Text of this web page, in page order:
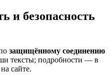
и безопасность
защищённому соединению
тексты; подробности — в
на сайте.